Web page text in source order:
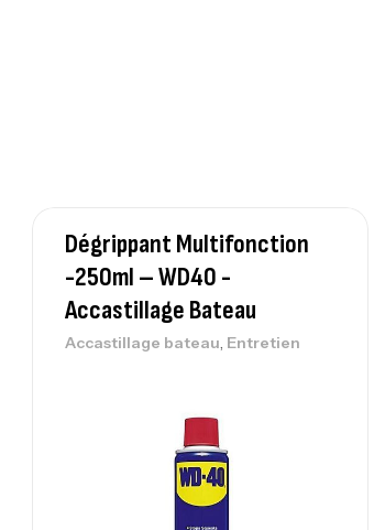
Inox T26S/35
Surf Hybrid
Cove 450 Cm 100
Dégrippant Multifonction
-250ml – WD40 -
Accastillage Bateau
Accastillage bateau, Entretien